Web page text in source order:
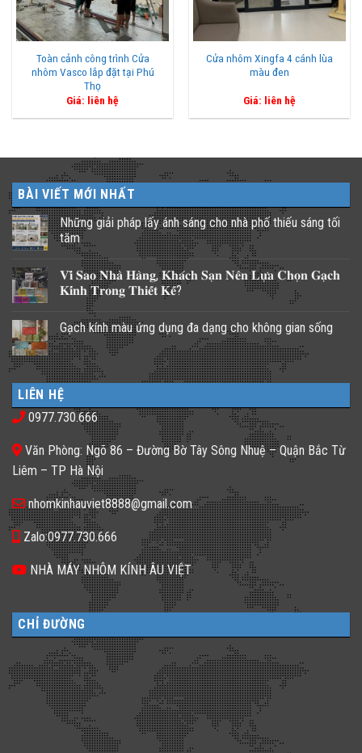
Toàn cảnh công trình Cửa
nhôm Vasco lắp đặt tại Phú
Thọ
Giá: liên hệ
Cửa nhôm Xingfa 4 cánh lùa
màu đen
Giá: liên hệ
BÀI VIẾT MỚI NHẤT
Những giải pháp lấy ánh sáng cho nhà phố thiếu sáng tối
tăm
Không
bình
luận
ở
pháp
lấy
ánh
sáng
cho
nhà
phố
thiếu
sáng
tối
𝐕𝐢̀ 𝐒𝐚𝐨 𝐍𝐡𝐚̀ 𝐇𝐚̀𝐧𝐠, 𝐊𝐡𝐚́𝐜𝐡 𝐒𝐚̣𝐧 𝐍𝐞̂𝐧 𝐋𝐮̛̣𝐚 𝐂𝐡𝐨̣𝐧 𝐆𝐚̣𝐜𝐡
𝐊𝐢́𝐧𝐡 𝐓𝐫𝐨𝐧𝐠 𝐓𝐡𝐢𝐞̂́𝐭 𝐊𝐞̂́?
bình
luận
ở
𝐕𝐢̀
𝐒𝐚𝐨
𝐍𝐡𝐚̀
𝐇𝐚̀𝐧𝐠,
𝐊𝐡𝐚́𝐜𝐡
𝐒𝐚̣𝐧
𝐍𝐞̂𝐧
𝐂𝐡𝐨̣𝐧
𝐆𝐚̣𝐜𝐡
𝐊𝐢́𝐧𝐡
𝐓𝐫𝐨𝐧𝐠
𝐓𝐡𝐢𝐞̂́𝐭
𝐊𝐞̂́?
Gạch kính màu ứng dụng đa dạng cho không gian sống
Không
có
bình
luận
ở
Gạch
kính
màu
đa
dạng
cho
không
gian
sống
LIÊN HỆ
0977.730.666
Văn Phòng: Ngõ 86 – Đường Bờ Tây Sông Nhuệ – Quận Bắc Từ
Liêm – TP Hà Nội
nhomkinhauviet8888@gmail.com
Zalo:0977.730.666
NHÀ MÁY NHÔM KÍNH ÂU VIỆT
CHỈ ĐƯỜNG